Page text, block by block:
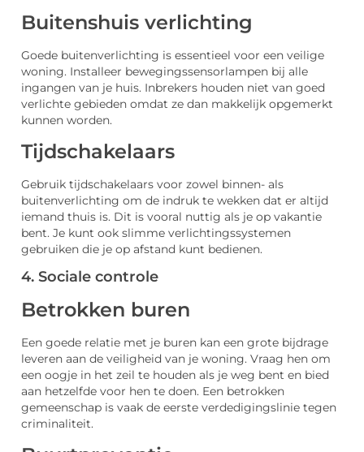
Buitenshuis verlichting
Goede buitenverlichting is essentieel voor een veilige
woning. Installeer bewegingssensorlampen bij alle
ingangen van je huis. Inbrekers houden niet van goed
verlichte gebieden omdat ze dan makkelijk opgemerkt
kunnen worden.
Tijdschakelaars
Gebruik tijdschakelaars voor zowel binnen- als
buitenverlichting om de indruk te wekken dat er altijd
iemand thuis is. Dit is vooral nuttig als je op vakantie
bent. Je kunt ook slimme verlichtingssystemen
gebruiken die je op afstand kunt bedienen.
4. Sociale controle
Betrokken buren
Een goede relatie met je buren kan een grote bijdrage
leveren aan de veiligheid van je woning. Vraag hen om
een oogje in het zeil te houden als je weg bent en bied
aan hetzelfde voor hen te doen. Een betrokken
gemeenschap is vaak de eerste verdedigingslinie tegen
criminaliteit.